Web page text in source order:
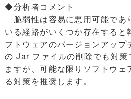
◆分析者コメント
脆弱性は容易に悪用可能であ
いる経路がいくつか存在すると
フトウェアのバージョンアップ
の Jar ファイルの削除でも対策
ますが、可能な限りソフトウェ
る対策を推奨します。